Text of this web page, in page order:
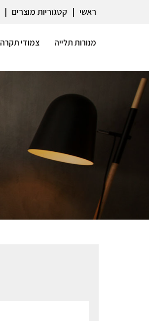
ראשי קטגוריות מוצרים
מנורות תלייה צמודי תקרה